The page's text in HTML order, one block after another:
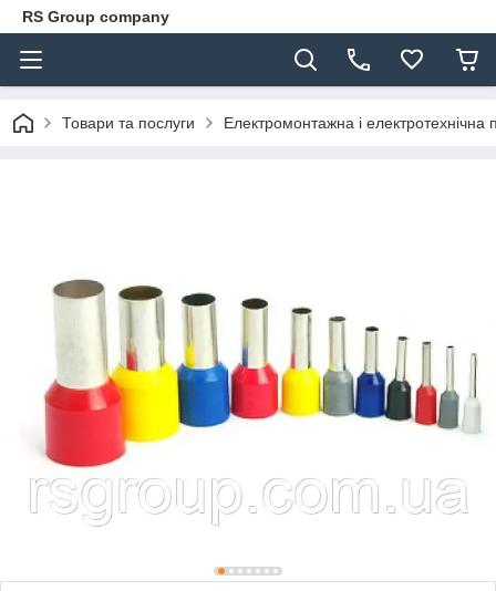
RS Group company
Товари та послуги Електромонтажна і електротехнічна